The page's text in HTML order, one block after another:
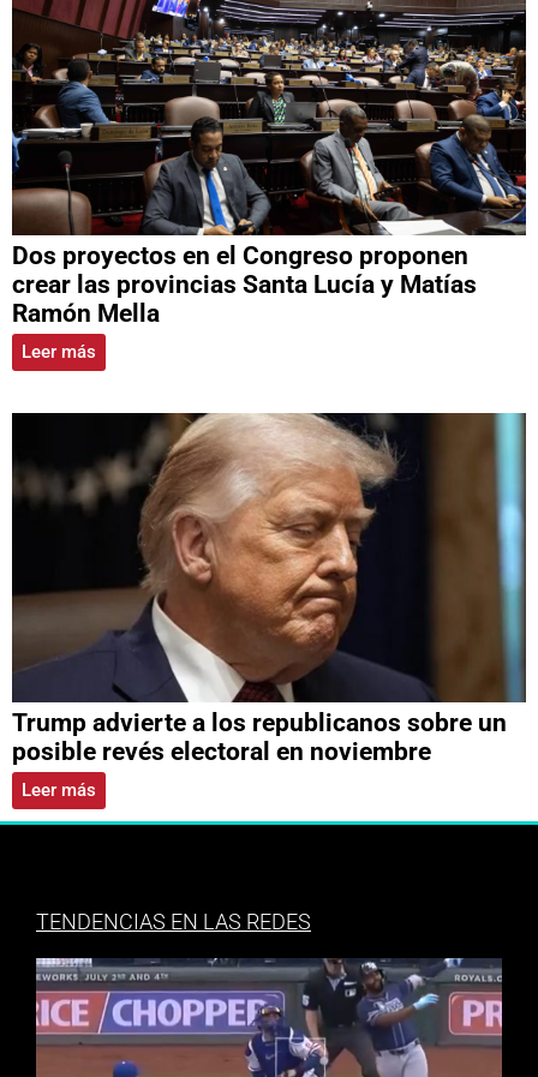
Dos proyectos en el Congreso proponen
crear las provincias Santa Lucía y Matías
Ramón Mella
Leer más
Trump advierte a los republicanos sobre un
posible revés electoral en noviembre
Leer más
TENDENCIAS EN LAS REDES